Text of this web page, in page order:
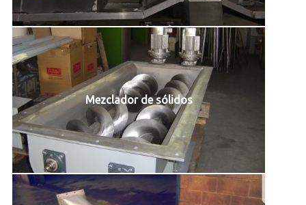
Mezclador de sólidos